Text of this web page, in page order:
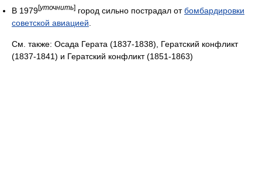
В 1979[уточнить] город сильно пострадал отбомбардировки
советской авиацией
См. также: Осада Герата (1837-1838), Гератский конфликт
(1837-1841) и Гератский конфликт (1851-1863)